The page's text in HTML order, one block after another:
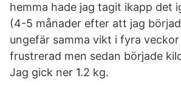
hemma hade jag tagit ikapp det
(4-5 månader efter att jag
ungefär samma vikt i fyra
frustrerad men sedan började
Jag gick ner 1.2 kg.